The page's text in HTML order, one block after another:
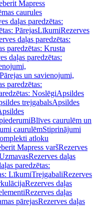
Mapress
caurules
daļas paredzētas:
PārejasLīkumiRezerves
daļas paredzētas:
paredzētas: Krusta
daļas paredzētas:
un savienojumi,
paredzētas:
NoslēgiApsildes
trejgabalsApsildes
Blīves caurulēm un
caurulēmStiprinājumi
atloku
Mapress varšRezerves
Rezerves daļas
paredzētas:
LīkumiTrejgabaliRezerves
Rezerves daļas
Rezerves daļas
pārejasRezerves daļas